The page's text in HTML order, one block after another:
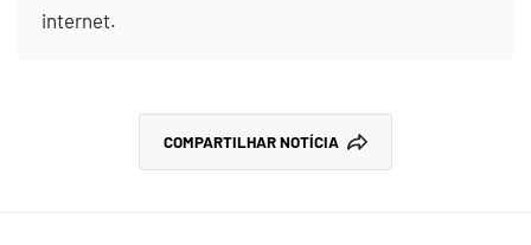
internet.
COMPARTILHAR NOTÍCIA